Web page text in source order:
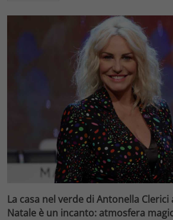
La casa nel verde di Antonella
Natale è un incanto: atmosfera